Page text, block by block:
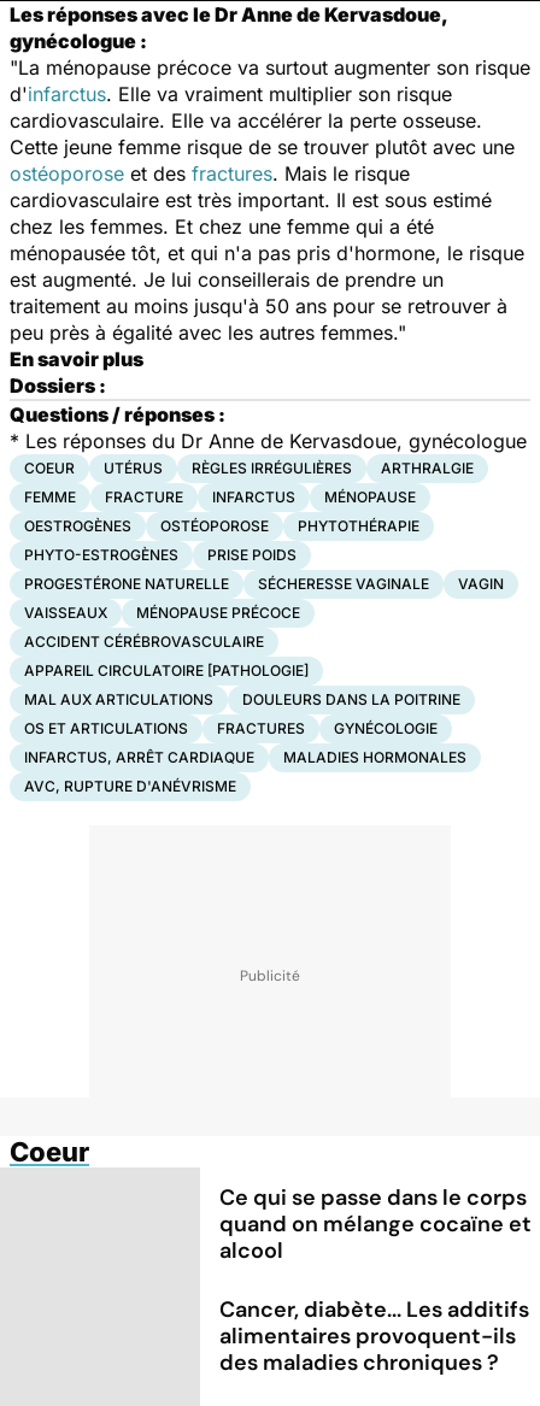
Les réponses avec le Dr Anne de Kervasdoue,
gynécologue :
"La ménopause précoce va surtout augmenter son risque
d'infarctus. Elle va vraiment multiplier son risque
cardiovasculaire. Elle va accélérer la perte osseuse.
Cette jeune femme risque de se trouver plutôt avec une
ostéoporose et des fractures. Mais le risque
cardiovasculaire est très important. Il est sous estimé
chez les femmes. Et chez une femme qui a été
ménopausée tôt, et qui n'a pas pris d'hormone, le risque
est augmenté. Je lui conseillerais de prendre un
traitement au moins jusqu'à 50 ans pour se retrouver à
peu près à égalité avec les autres femmes."
En savoir plus
Dossiers :
Questions / réponses :
* Les réponses du Dr Anne de Kervasdoue, gynécologue
COEUR UTÉRUS RÈGLES IRRÉGULIÈRES
ARTHRALGIE
FEMME
FRACTURE INFARCTUS
MÉNOPAUSE
OESTROGÈNES
OSTÉOPOROSE
PHYTOTHÉRAPIE
PHYTO-ESTROGÈNES
PRISE POIDS
PROGESTÉRONE NATURELLE
SÉCHERESSE VAGINALE
VAGIN
VAISSEAUX
MÉNOPAUSE PRÉCOCE
ACCIDENT CÉRÉBROVASCULAIRE
APPAREIL CIRCULATOIRE [PATHOLOGIE]
MAL AUX ARTICULATIONS
DOULEURS DANS LA POITRINE
OS ET ARTICULATIONS
FRACTURES
GYNÉCOLOGIE
INFARCTUS, ARRÊT CARDIAQUE
MALADIES HORMONALES
AVC, RUPTURE D'ANÉVRISME
Coeur
Ce qui se passe dans le corps
quand on mélange cocaïne et
alcool
Cancer, diabète... Les additifs
alimentaires provoquent-ils
des maladies chroniques ?